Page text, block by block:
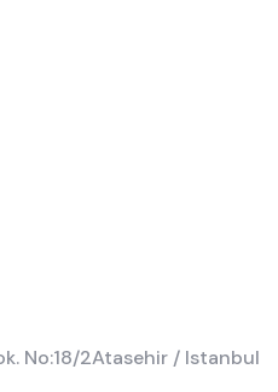
No:18/2Atasehir / Istanbul